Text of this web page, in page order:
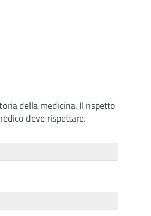
della medicina. Il rispetto
deve rispettare.